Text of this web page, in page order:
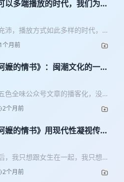
以多端播放的时代，我们为什
沛，播放方式如此多样的时代，
该优先看哪些电影？ 本集讨论三
影节上放映的老片：《夺魂索》
宙 联合策划播客企划「银幕亮起
节目入口：
SIFF28）。
上海国际电影电视节的邀请，本
度聊一聊电影节存在的意义，电
1个月前
嬷的情书》：闽潮文化的一体
色全味公众号文章的播客化，没
过的可以不听。 从电影出发，聊
潮汕文化的感受，和电影并不完
收听，有兴趣的话，可以订阅关注
目《深度解析：大话华语导
新娄烨导演，聊了聊他的创作和
2个月前
嬷的情书》用现代性凝视传统
难史
，我只想跟女生在一起，我只想
性是世界力量的来源！ 主播：消
片尾曲：《忘记他是她》关淑怡
2个月前